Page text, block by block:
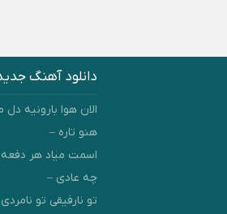
دانلود آهنگ
الان هوا بارونیه
هنو تاره –
اسمت میاد هر
چه عادی –
تو نارفیقی تو